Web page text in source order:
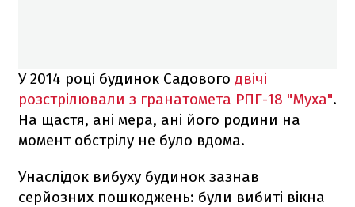
У 2014 році будинок Садового двічі
розстрілювали з гранатомета РПГ-18 "Муха".
На щастя, ані мера, ані його родини на
момент обстрілу не було вдома.
Унаслідок вибуху будинок зазнав
серйозних пошкоджень: були вибиті вікна